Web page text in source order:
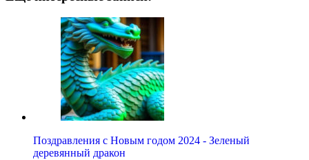
Поздравления с Новым годом 2024 - Зеленый
деревянный дракон